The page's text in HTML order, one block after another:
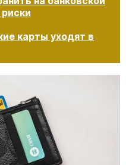
карты уходят в